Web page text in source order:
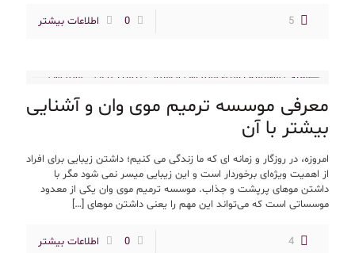
5
0 اطلاعات بیشتر
معرفی موسسه ترمیم موی وان و آشنایی
بیشتر با آن
امروزه، در روزگار و زمانه ای که ما زندگی می کنیم؛ داشتن زیبایی برای افراد
از اهمیت ویژه‌ای برخوردار است و این زیبایی میسر نمی شود مگر با
داشتن موهای پرپشت و جذاب. موسسه ترمیم موی وان یکی از معدود
موسساتی است که می‌تواند این مهم را یعنی داشتن موهای […]
4
0 اطلاعات بیشتر